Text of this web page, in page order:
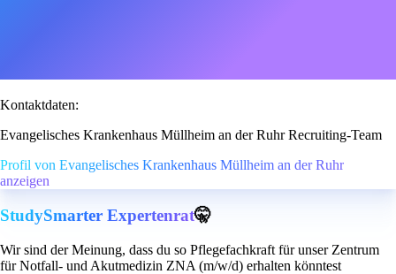
Kontaktdaten:
Evangelisches Krankenhaus Müllheim an der Ruhr Recruiting-Team
Profil von Evangelisches Krankenhaus Müllheim an der Ruhr
anzeigen
StudySmarter Expertenrat🤫
Wir sind der Meinung, dass du so Pflegefachkraft für unser Zentrum
für Notfall- und Akutmedizin ZNA (m/w/d) erhalten könntest